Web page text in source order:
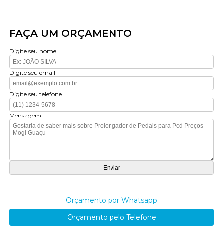
FAÇA UM ORÇAMENTO
Digite seu nome
Digite seu email
Digite seu telefone
Mensagem
Orçamento por Whatsapp
Orçamento pelo Telefone